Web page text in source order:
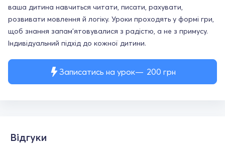
Записатись на урок 200 грн
ваша дитина навчиться читати, писати, рахувати,
розвивати мовлення й логіку. Уроки проходять у формі гри,
щоб знання запам’ятовувалися з радістю, а не з примусу.
Індивідуальний підхід до кожної дитини.
Відгуки